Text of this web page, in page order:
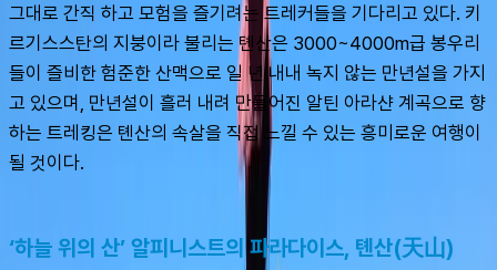
그대로 간직 하고 모험을 즐기려는 트레커들을 기다리고 있다. 키
르기스스탄의 지붕이라 불리는 톈산은 3000~4000m급 봉우리
들이 즐비한 험준한 산맥으로 일 년 내내 녹지 않는 만년설을 가지
고 있으며, 만년설이 흘러 내려 만들어진 알틴 아라샨 계곡으로 향
하는 트레킹은 톈산의 속살을 직접 느낄 수 있는 흥미로운 여행이
될 것이다.
‘하늘 위의 산’ 알피니스트의 파라다이스, 톈산(天山)